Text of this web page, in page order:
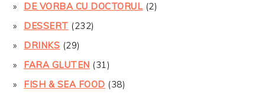
DE VORBA CU DOCTORUL (2)
DESSERT (232)
DRINKS (29)
FARA GLUTEN (31)
FISH & SEA FOOD (38)